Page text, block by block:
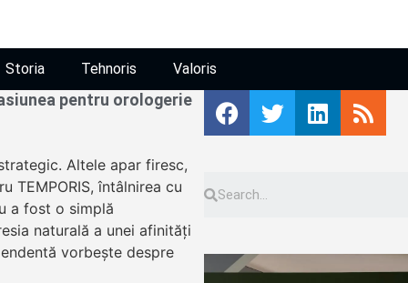
Storia Tehnoris Valoris
pentru orologerie
Altele apar firesc,
TEMPORIS, întâlnirea cu
a fost o simplă
naturală a unei afinități
vorbește despre